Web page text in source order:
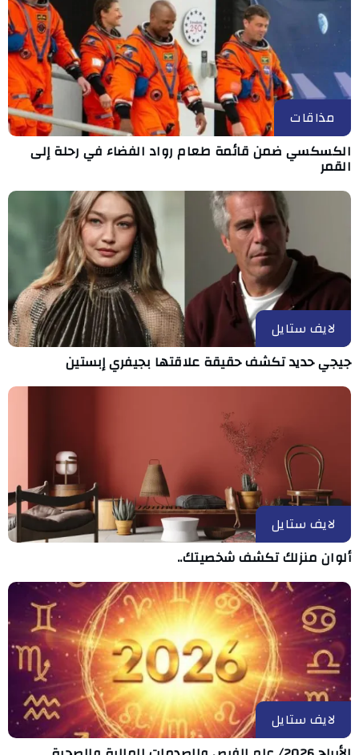
مذاقات
الكسكسي ضمن قائمة طعام رواد الفضاء في رحلة إلى
القمر
لايف ستايل
جيجي حديد تكشف حقيقة علاقتها بجيفري إبستين
لايف ستايل
ألوان منزلك تكشف شخصيتك..
لايف ستايل